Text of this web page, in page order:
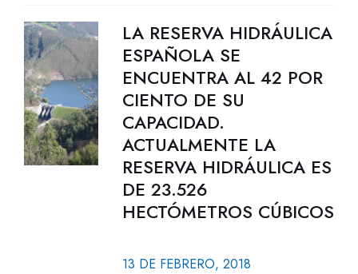
LA RESERVA HIDRÁULICA
ESPAÑOLA SE
ENCUENTRA AL 42 POR
CIENTO DE SU
CAPACIDAD.
ACTUALMENTE LA
RESERVA HIDRÁULICA ES
DE 23.526
HECTÓMETROS CÚBICOS
13 DE FEBRERO, 2018